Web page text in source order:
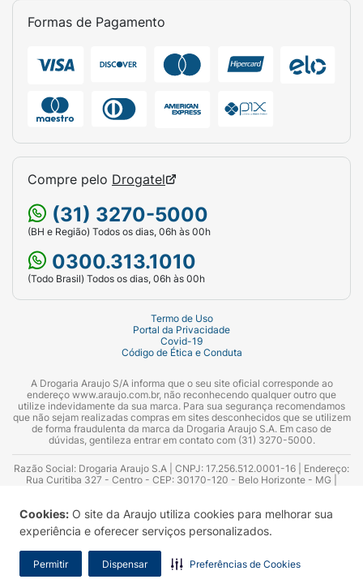
Cookies: O site da Araujo utiliza cookies para melhorar sua
experiência e oferecer serviços personalizados.
Permitir Dispensar Preferências de Cookies
Formas de Pagamento
Compre pelo Drogatel
(31) 3270-5000
(BH e Região) Todos os dias, 06h às 00h
0300.313.1010
(Todo Brasil) Todos os dias, 06h às 00h
Termo de Uso
Portal da Privacidade
Covid-19
Código de Ética e Conduta
A Drogaria Araujo S/A informa que o seu site oficial corresponde ao
endereço www.araujo.com.br, não reconhecendo qualquer outro que
utilize indevidamente da sua marca. Para sua segurança recomendamos
que não sejam realizadas compras em sites desconhecidos que se utilizem
de forma fraudulenta da marca da Drogaria Araujo S.A. Em caso de
dúvidas, gentileza entrar em contato com (31) 3270-5000.
Razão Social: Drogaria Araujo S.A | CNPJ: 17.256.512.0001-16 | Endereço:
Rua Curitiba 327 - Centro - CEP: 30170-120 - Belo Horizonte - MG |
Azevedo Guimarães – CRF 10.965 | Yasmin Silva Alvarenga – CRF 52.584 -
Consultor substituto: Thiago Aguiar Pinheiro - CRF Nº 13.748. Alvará
Sanitário: 2025020713 | Autorização de Funcionamento da Empresa (AFE):